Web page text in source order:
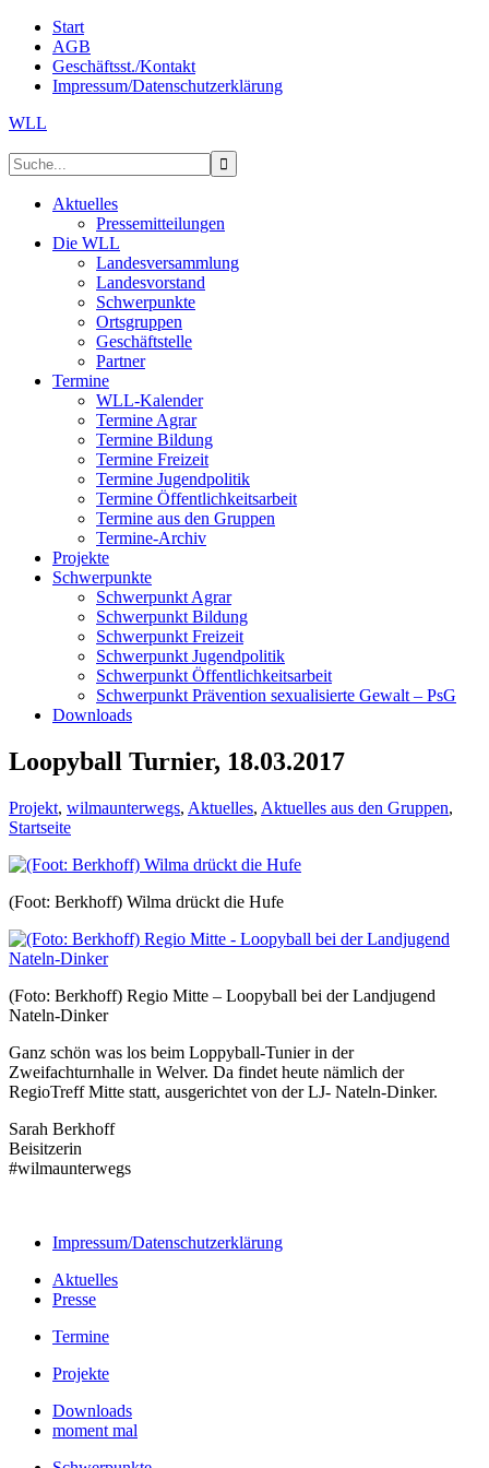
Start
AGB
Geschäftsst./Kontakt
Impressum/Datenschutzerklärung
WLL
Aktuelles
Pressemitteilungen
Die WLL
Landesversammlung
Landesvorstand
Schwerpunkte
Ortsgruppen
Geschäftstelle
Partner
Termine
WLL-Kalender
Termine Agrar
Termine Bildung
Termine Freizeit
Termine Jugendpolitik
Termine Öffentlichkeitsarbeit
Termine aus den Gruppen
Termine-Archiv
Projekte
Schwerpunkte
Schwerpunkt Agrar
Schwerpunkt Bildung
Schwerpunkt Freizeit
Schwerpunkt Jugendpolitik
Schwerpunkt Öffentlichkeitsarbeit
Schwerpunkt Prävention sexualisierte Gewalt – PsG
Downloads
Loopyball Turnier, 18.03.2017
Projekt, wilmaunterwegs, Aktuelles, Aktuelles aus den Gruppen,
Startseite
(Foot: Berkhoff) Wilma drückt die Hufe
(Foto: Berkhoff) Regio Mitte – Loopyball bei der Landjugend
Nateln-Dinker
Ganz schön was los beim Loppyball-Tunier in der
Zweifachturnhalle in Welver. Da findet heute nämlich der
RegioTreff Mitte statt, ausgerichtet von der LJ- Nateln-Dinker.
Sarah Berkhoff
Beisitzerin
#wilmaunterwegs
Impressum/Datenschutzerklärung
Aktuelles
Presse
Termine
Projekte
Downloads
moment mal